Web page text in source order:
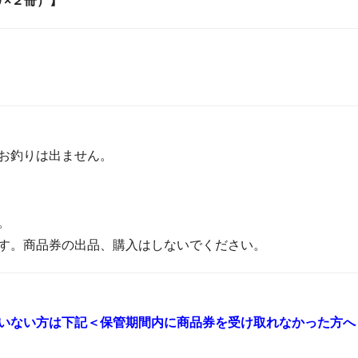
りは出ません。
商品券の出品、購入はしないでください。
ない方は下記＜保管期間内に商品券を受け取れなかった方